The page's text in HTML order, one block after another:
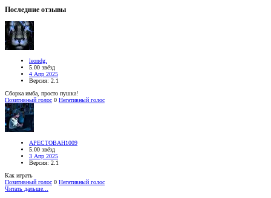
Последние отзывы
leondg.
5.00 звёзд
4 Апр 2025
Версия: 2.1
Сборка имба, просто пушка!
Позитивный голос 0 Негативный голос
APECTOBAH1009
5.00 звёзд
3 Апр 2025
Версия: 2.1
Как играть
Позитивный голос 0 Негативный голос
Читать дальше...